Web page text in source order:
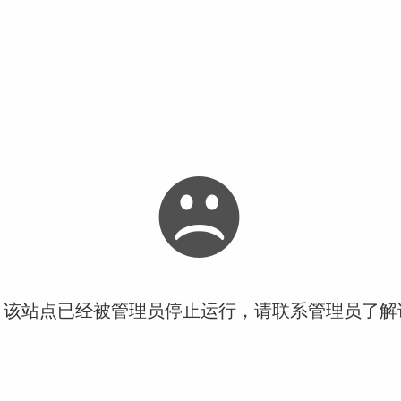
站点已经被管理员停止运行，请联系管理员了